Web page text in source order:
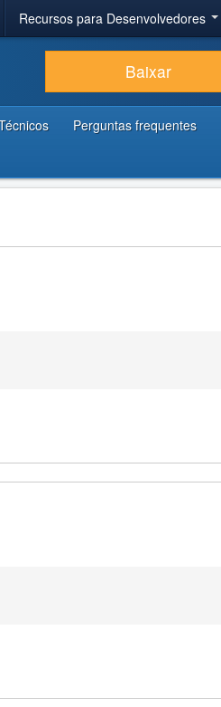
Recursos para Desenvolvedores
Baixar
Perguntas frequentes